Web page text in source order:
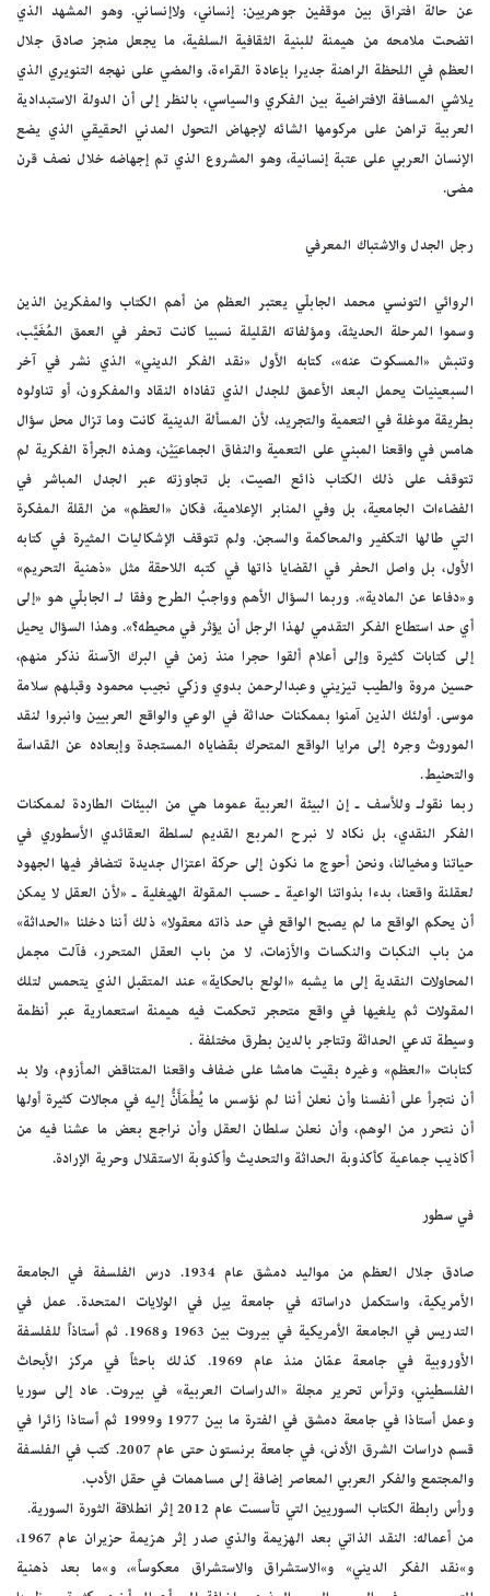
عن حالة افتراق بين موقفين جوهريين: إنساني، ولاإنساني. وهو المشهد الذي
اتضحت ملامحه من هيمنة للبنية الثقافية السلفية، ما يجعل منجز صادق جلال
العظم في اللحظة الراهنة جديرا بإعادة القراءة، والمضي على نهجه التنويري الذي
يلاشي المسافة الافتراضية بين الفكري والسياسي، بالنظر إلى أن الدولة الاستبدادية
العربية تراهن على مركومها الشائه لإجهاض التحول المدني الحقيقي الذي يضع
الإنسان العربي على عتبة إنسانية، وهو المشروع الذي تم إجهاضه خلال نصف قرن
مضى.
رجل الجدل والاشتباك المعرفي
الروائي التونسي محمد الجابلّي يعتبر العظم من أهم الكتاب والمفكرين الذين
وسموا المرحلة الحديثة، ومؤلفاته القليلة نسبيا كانت تحفر في العمق المُغَيَّب،
وتنبش «المسكوت عنه»، كتابه الأول «نقد الفكر الديني» الذي نشر في آخر
السبعينيات يحمل البعد الأعمق للجدل الذي تفاداه النقاد والمفكرون، أو تناولوه
بطريقة موغلة في التعمية والتجريد، لأن المسألة الدينية كانت وما تزال محل سؤال
هامس في واقعنا المبني على التعمية والنفاق الجماعيَيْن، وهذه الجرأة الفكرية لم
تتوقف على ذلك الكتاب ذائع الصيت، بل تجاوزته عبر الجدل المباشر في
الفضاءات الجامعية، بل وفي المنابر الإعلامية، فكان «العظم» من القلة المفكرة
التي طالها التكفير والمحاكمة والسجن. ولم تتوقف الإشكاليات المثيرة في كتابه
الأول، بل واصل الحفر في القضايا ذاتها في كتبه اللاحقة مثل «ذهنية التحريم»
و«دفاعا عن المادية». وربما السؤال الأهم وواجبُ الطرح وفقا لـ الجابلّي هو «إلى
أي حد استطاع الفكر التقدمي لهذا الرجل أن يؤثر في محيطه؟». وهذا السؤال يحيل
إلى كتابات كثيرة وإلى أعلام ألقوا حجرا منذ زمن في البرك الآسنة نذكر منهم،
حسين مروة والطيب تيزيني وعبدالرحمن بدوي وزكي نجيب محمود وقبلهم سلامة
موسى. أولئك الذين آمنوا بممكنات حداثة في الوعي والواقع العربيين وانبروا لنقد
الموروث وجره إلى مرايا الواقع المتحرك بقضاياه المستجدة وإبعاده عن القداسة
والتحنيط.
ربما نقولـ وللأسف ـ إن البيئة العربية عموما هي من البيئات الطاردة لممكنات
الفكر النقدي، بل نكاد لا نبرح المربع القديم لسلطة العقائدي الأسطوري في
حياتنا ومخيالنا، ونحن أحوج ما نكون إلى حركة اعتزال جديدة تتضافر فيها الجهود
لعقلنة واقعنا، بدءا بذواتنا الواعية ـ حسب المقولة الهيغلية ـ «لأن العقل لا يمكن
أن يحكم الواقع ما لم يصبح الواقع في حد ذاته معقولا» ذلك أننا دخلنا «الحداثة»
من باب النكبات والنكسات والأزمات، لا من باب العقل المتحرر، فآلت مجمل
المحاولات النقدية إلى ما يشبه «الولع بالحكاية» عند المتقبل الذي يتحمس لتلك
المقولات ثم يلغيها في واقع متحجر تحكمت فيه هيمنة استعمارية عبر أنظمة
وسيطة تدعي الحداثة وتتاجر بالدين بطرق مختلفة .
كتابات «العظم» وغيره بقيت هامشا على ضفاف واقعنا المتناقض المأزوم، ولا بد
أن نتجرأ على أنفسنا وأن نعلن أننا لم نؤسس ما يُطْمَأَنُّ إليه في مجالات كثيرة أولها
أن نتحرر من الوهم، وأن نعلن سلطان العقل وأن نراجع بعض ما عشنا فيه من
أكاذيب جماعية كأكذوبة الحداثة والتحديث وأكذوبة الاستقلال وحرية الإرادة.
في سطور
صادق جلال العظم من مواليد دمشق عام 1934. درس الفلسفة في الجامعة
الأمريكية، واستكمل دراساته في جامعة ييل في الولايات المتحدة. عمل في
التدريس في الجامعة الأمريكية في بيروت بين 1963 و1968. ثم أستاذاً للفلسفة
الأوروبية في جامعة عمّان منذ عام 1969. كذلك باحثاً في مركز الأبحاث
الفلسطيني، وترأس تحرير مجلة «الدراسات العربية» في بيروت. عاد إلى سوريا
وعمل أستاذا في جامعة دمشق في الفترة ما بين 1977 و1999 ثم أستاذا زائرا في
قسم دراسات الشرق الأدنى، في جامعة برنستون حتى عام 2007. كتب في الفلسفة
والمجتمع والفكر العربي المعاصر إضافة إلى مساهمات في حقل الأدب.
ورأس رابطة الكتاب السوريين التي تأسست عام 2012 إثر انطلاقة الثورة السورية.
من أعماله: النقد الذاتي بعد الهزيمة والذي صدر إثر هزيمة حزيران عام 1967،
و»نقد الفكر الديني» و»الاستشراق والاستشراق معكوساً»، و»ما بعد ذهنية